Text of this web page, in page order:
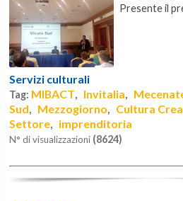
Presente il
Servizi culturali
Tag: MIBACT, Invitalia,
Sud, Mezzogiorno, Cultura Crea
Settore, imprenditoria
N° di visualizzazioni (8624)